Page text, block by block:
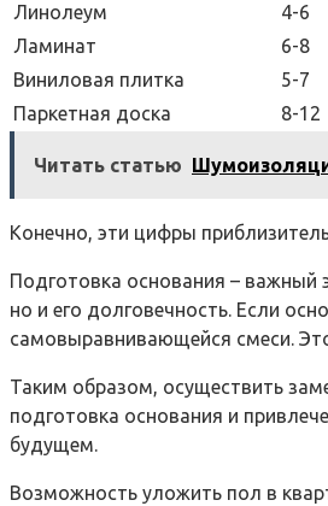
Линолеум
4-6
Ламинат
6-8
Виниловая плитка
5-7
Паркетная доска
8-12
Читать статью
Конечно, эти цифры
Подготовка основания – важный
но и его долговечность. Если
самовыравнивающейся смеси.
Таким образом, осуществить
подготовка основания и
будущем.
Возможность уложить пол в